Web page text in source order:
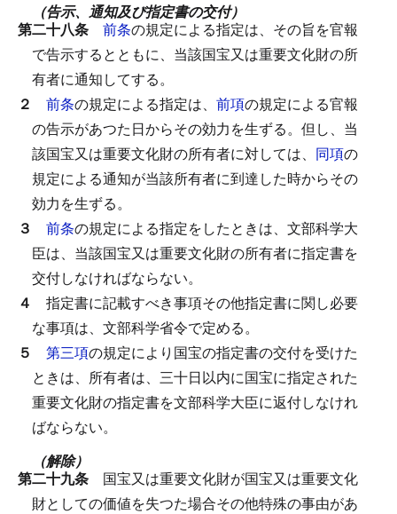
（告示、通知及び指定書の交付）
第二十八条 前条の規定による指定は、その旨を官報
で告示するとともに、当該国宝又は重要文化財の所
有者に通知してする。
２ 前条の規定による指定は、 前項の規定による官報
の告示があつた日からその効力を生ずる。 但し、当
該国宝又は重要文化財の所有者に対しては、 同項の
規定による通知が当該所有者に到達した時からその
効力を生ずる。
３ 前条の規定による指定をしたときは、文部科学大
臣は、当該国宝又は重要文化財の所有者に指定書を
交付しなければならない。
４ 指定書に記載すべき事項その他指定書に関し必要
な事項は、文部科学省令で定める。
５ 第三項の規定により国宝の指定書の交付を受けた
ときは、所有者は、三十日以内に国宝に指定された
重要文化財の指定書を文部科学大臣に返付しなけれ
ばならない。
（解除）
第二十九条 国宝又は重要文化財が国宝又は重要文化
財としての価値を失つた場合その他特殊の事由があ